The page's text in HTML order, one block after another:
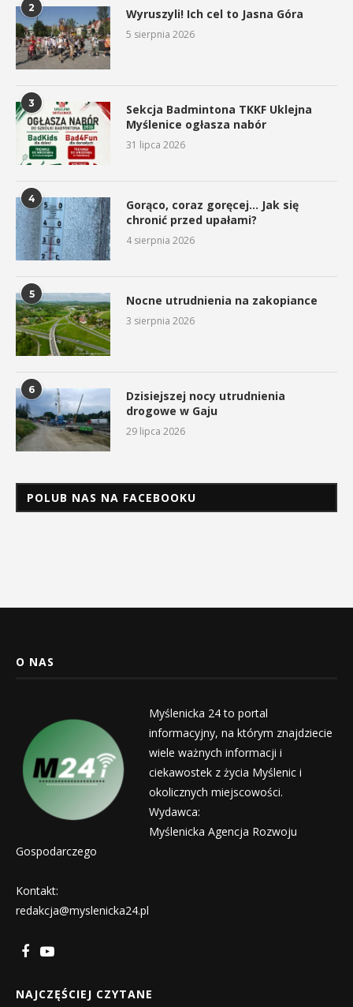
2 Wyruszyli! Ich cel to Jasna Góra
5 sierpnia 2026
3
Sekcja Badmintona TKKF Uklejna
Myślenice ogłasza nabór
31 lipca 2026
4
Gorąco, coraz goręcej… Jak się
chronić przed upałami?
4 sierpnia 2026
5 Nocne utrudnienia na zakopiance
3 sierpnia 2026
6
Dzisiejszej nocy utrudnienia
drogowe w Gaju
29 lipca 2026
POLUB NAS NA FACEBOOKU
O NAS
Myślenicka 24 to portal
informacyjny, na którym znajdziecie
wiele ważnych informacji i
ciekawostek z życia Myślenic i
okolicznych miejscowości.
Wydawca:
Myślenicka Agencja Rozwoju
Gospodarczego
Kontakt:
redakcja@myslenicka24.pl
NAJCZĘŚCIEJ CZYTANE